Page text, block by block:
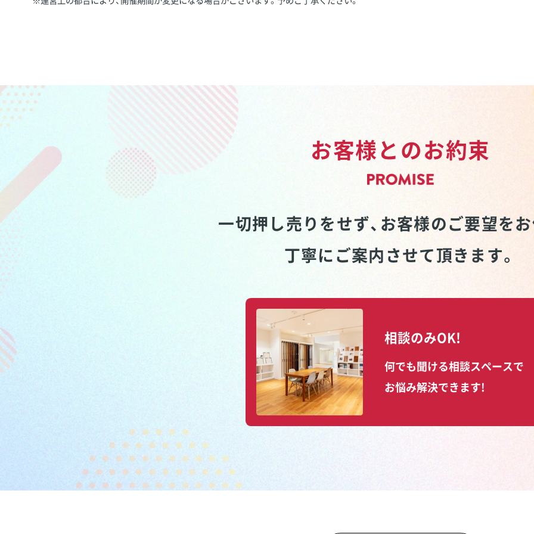
お客様とのお約束
一切押し売りをせず、 お客様のご要望を
丁寧にご案内させて頂きます。
相談のみOK!
何でも聞ける相談スペースで
お悩み解決できます!